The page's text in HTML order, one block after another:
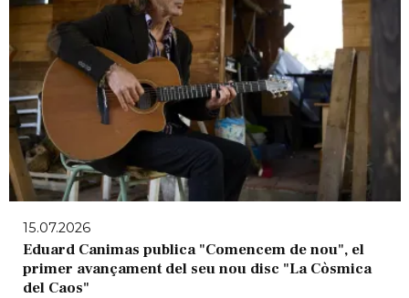
15.07.2026
Eduard Canimas publica "Comencem de nou", el
primer avançament del seu nou disc "La Còsmica
del Caos"